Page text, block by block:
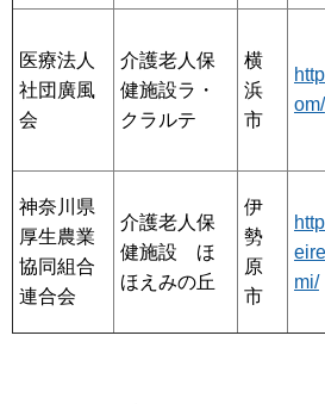
医療法人
社団廣風
会
介護老人保
健施設ラ・
クラルテ
横
浜
市
om/
神奈川県
厚生農業
協同組合
連合会
介護老人保
健施設 ほ
ほえみの丘
伊
勢
原
市
mi/